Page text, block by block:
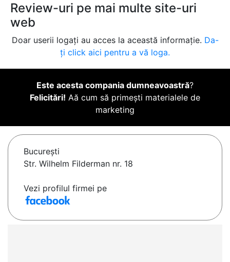
Review-uri pe mai multe site-uri
web
Doar userii logați au acces la această informație. Da-
ți click aici pentru a vă loga.
Este acesta compania dumneavoastră?
Felicitări! Aă cum să primești materialele de
marketing
Bucureşti
Str. Wilhelm Filderman nr. 18
Vezi profilul firmei pe